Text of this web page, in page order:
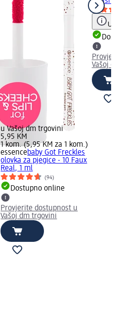
u Vašoj dm trgovini
5,95 KM
1 kom. (5,95 KM za 1 kom.)
essencebaby Got Freckles
olovka za pjegice - 10 Faux
Real, 1 ml
(94)
Dostupno online
Provjerite dostupnost u
Vašoj dm trgovini
Vašoj